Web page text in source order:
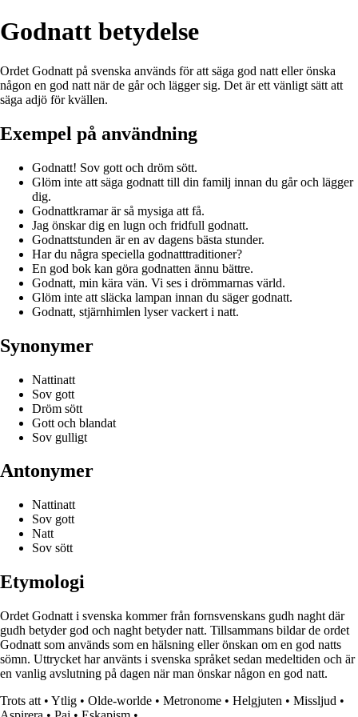
Godnatt betydelse
Ordet Godnatt på svenska används för att säga god natt eller önska
någon en god natt när de går och lägger sig. Det är ett vänligt sätt att
säga adjö för kvällen.
Exempel på användning
Godnatt! Sov gott och dröm sött.
Glöm inte att säga godnatt till din familj innan du går och lägger
dig.
Godnattkramar är så mysiga att få.
Jag önskar dig en lugn och fridfull godnatt.
Godnattstunden är en av dagens bästa stunder.
Har du några speciella godnatttraditioner?
En god bok kan göra godnatten ännu bättre.
Godnatt, min kära vän. Vi ses i drömmarnas värld.
Glöm inte att släcka lampan innan du säger godnatt.
Godnatt, stjärnhimlen lyser vackert i natt.
Synonymer
Nattinatt
Sov gott
Dröm sött
Gott och blandat
Sov gulligt
Antonymer
Nattinatt
Sov gott
Natt
Sov sött
Etymologi
Ordet Godnatt i svenska kommer från fornsvenskans gudh naght där
gudh betyder god och naght betyder natt. Tillsammans bildar de ordet
Godnatt som används som en hälsning eller önskan om en god natts
sömn. Uttrycket har använts i svenska språket sedan medeltiden och är
en vanlig avslutning på dagen när man önskar någon en god natt.
Trots att • Ytlig • Olde-worlde • Metronome • Helgjuten • Missljud •